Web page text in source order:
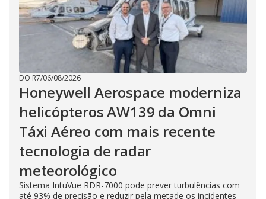
DO R7/06/08/2026
Honeywell Aerospace moderniza
helicópteros AW139 da Omni
Táxi Aéreo com mais recente
tecnologia de radar
meteorológico
Sistema IntuVue RDR-7000 pode prever turbulências com
até 93% de precisão e reduzir pela metade os incidentes